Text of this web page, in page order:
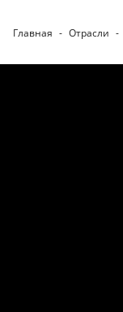
Главная - Отрасли -